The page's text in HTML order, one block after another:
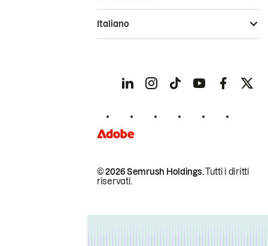
© 2026 Semrush Holdings.Tutti i diritti
riservati.
Italiano